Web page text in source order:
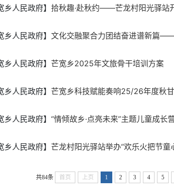
乡人民政府】 拾秋趣·赴秋约——芒龙村阳光驿站
乡人民政府】 文化交融聚合力团结奋进谱新篇——
乡人民政府】 芒宽乡2025年文旅骨干培训方案
乡人民政府】 芒宽乡科技赋能奏响25/26年度秋
乡人民政府】 “情倾故乡·点亮未来”主题儿童成长
乡人民政府】 芒龙村阳光驿站举办“欢乐火把节童
共84条 首页 上页 1 2 3 4 5